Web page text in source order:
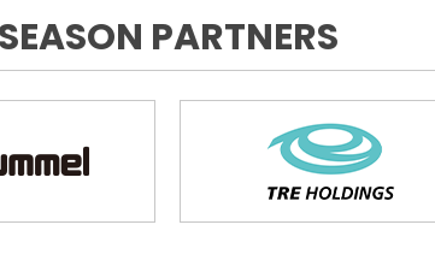
SEASON PARTNERS